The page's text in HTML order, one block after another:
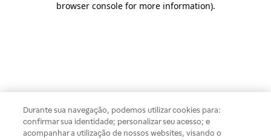
browser console for more information).
Durante sua navegação, podemos utilizar cookies para:
confirmar sua identidade; personalizar seu acesso; e
acompanhar a utilização de nossos websites, visando o